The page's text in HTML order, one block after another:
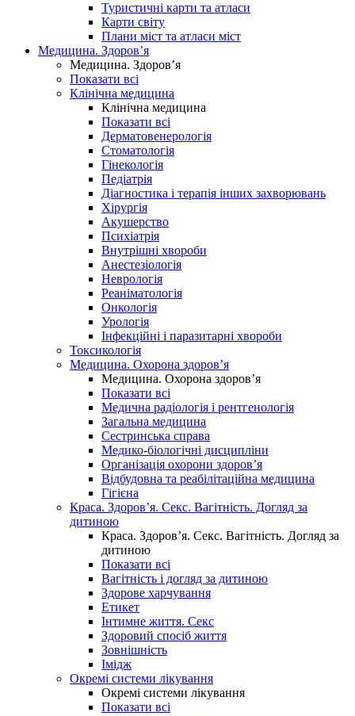
Туристичні карти та атласи
Карти світу
Плани міст та атласи міст
Медицина. Здоров’я
Медицина. Здоров’я
Показати всі
Клінічна медицина
Клінічна медицина
Показати всі
Дерматовенерологія
Стоматологія
Гінекологія
Педіатрія
Діагностика і терапія інших захворювань
Хірургія
Акушерство
Психіатрія
Внутрішні хвороби
Анестезіологія
Неврологія
Реаніматологія
Онкологія
Урологія
Інфекційні і паразитарні хвороби
Токсикологія
Медицина. Охорона здоров’я
Медицина. Охорона здоров’я
Показати всі
Медична радіологія і рентгенологія
Загальна медицина
Сестринська справа
Медико-біологічні дисципліни
Організація охорони здоров’я
Відбудовна та реабілітаційна медицина
Гігієна
Краса. Здоров’я. Секс. Вагітність. Догляд за
дитиною
Краса. Здоров’я. Секс. Вагітність. Догляд за
дитиною
Показати всі
Вагітність і догляд за дитиною
Здорове харчування
Етикет
Інтимне життя. Секс
Здоровий спосіб життя
Зовнішність
Імідж
Окремі системи лікування
Окремі системи лікування
Показати всі